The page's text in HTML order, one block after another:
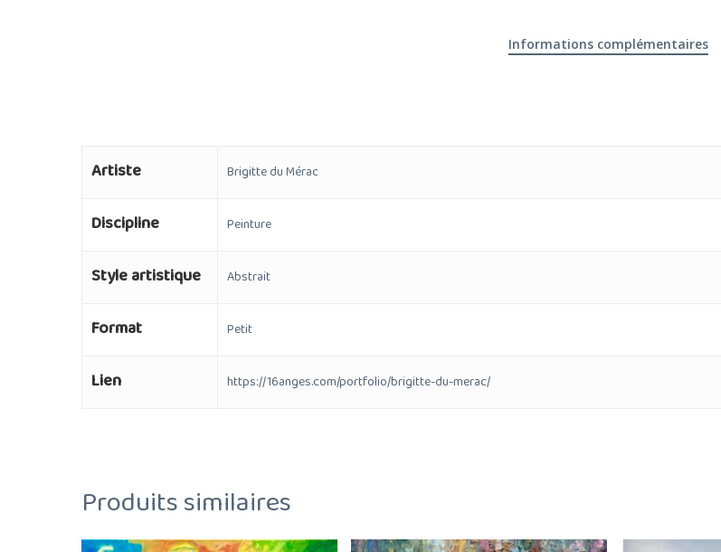
Informations complémentaires
Artiste Brigitte du Mérac
Discipline Peinture
Style artistique Abstrait
Format Petit
Lien https://16anges.com/portfolio/brigitte-du-merac/
Produits similaires